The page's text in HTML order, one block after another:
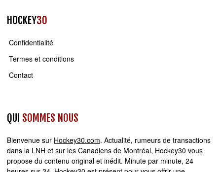
HOCKEY30
Confidentialité
Termes et conditions
Contact
QUI SOMMES NOUS
Bienvenue sur Hockey30.com. Actualité, rumeurs de transactions
dans la LNH et sur les Canadiens de Montréal, Hockey30 vous
propose du contenu original et inédit. Minute par minute, 24